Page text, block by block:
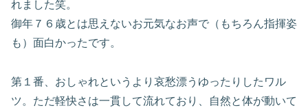
れました笑。
御年７６歳とは思えないお元気なお声で（もちろん指揮姿
も）面白かったです。
第１番、おしゃれというより哀愁漂うゆったりしたワル
ツ。ただ軽快さは一貫して流れており、自然と体が動いて